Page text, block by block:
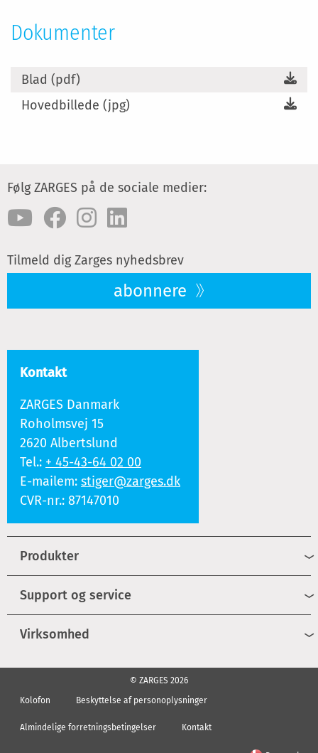
Dokumenter
Blad (pdf)
Hovedbillede (jpg)
Følg ZARGES på de sociale medier:
Tilmeld dig Zarges nyhedsbrev
abonnere
Kontakt
ZARGES Danmark
Roholmsvej 15
2620 Albertslund
Tel.: + 45-43-64 02 00
E-mailem: stiger@zarges.dk
CVR-nr.: 87147010
Produkter
Support og service
Virksomhed
© ZARGES 2026
Kolofon
Beskyttelse af personoplysninger
Almindelige forretningsbetingelser Kontakt